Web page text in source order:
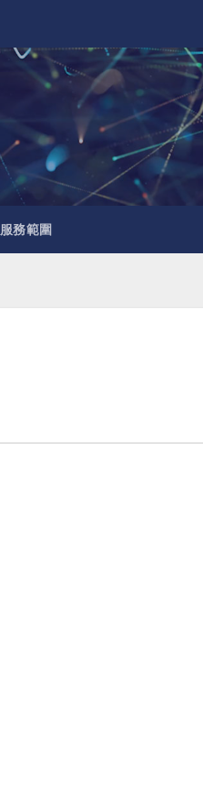
服務範圍